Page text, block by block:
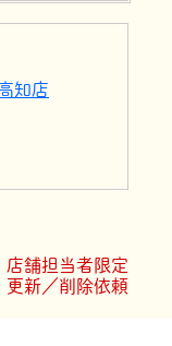
知店
店舗担当者限定
更新／削除依頼